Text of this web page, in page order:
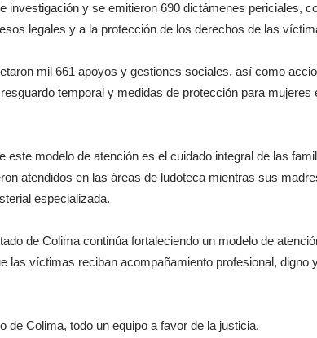
investigación y se emitieron 690 dictámenes periciales,
legales y a la protección de los derechos de las
mil 661 apoyos y gestiones sociales, así como
temporal y medidas de protección para mujeres
este modelo de atención es el cuidado integral de las
atendidos en las áreas de ludoteca mientras sus
especializada.
de Colima continúa fortaleciendo un modelo de
las víctimas reciban acompañamiento profesional, digno
de Colima, todo un equipo a favor de la justicia.